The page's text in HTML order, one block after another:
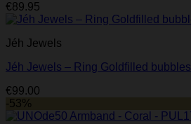
€89.95
Jéh Jewels
Jéh Jewels – Ring Goldfilled
€99.00
-53%